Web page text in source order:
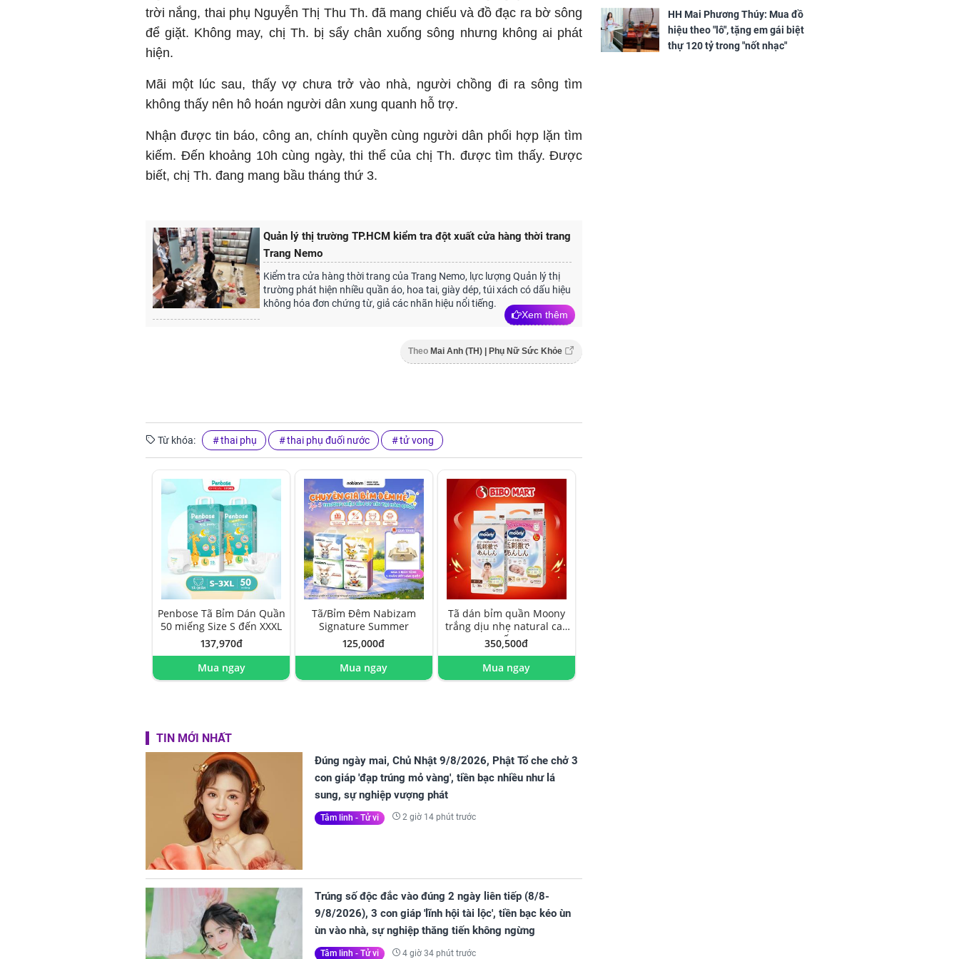
trời nắng, thai phụ Nguyễn Thị Thu Th. đã mang chiếu và đồ đạc ra bờ sông
để giặt. Không may, chị Th. bị sẩy chân xuống sông nhưng không ai phát
hiện.
Mãi một lúc sau, thấy vợ chưa trở vào nhà, người chồng đi ra sông tìm
không thấy nên hô hoán người dân xung quanh hỗ trợ.
Nhận được tin báo, công an, chính quyền cùng người dân phối hợp lặn tìm
kiếm. Đến khoảng 10h cùng ngày, thi thể của chị Th. được tìm thấy. Được
biết, chị Th. đang mang bầu tháng thứ 3.
Quản lý thị trường TP.HCM kiểm tra đột xuất cửa hàng thời trang
Trang Nemo
Kiểm tra cửa hàng thời trang của Trang Nemo, lực lượng Quản lý thị
trường phát hiện nhiều quần áo, hoa tai, giày dép, túi xách có dấu hiệu
không hóa đơn chứng từ, giả các nhãn hiệu nổi tiếng.
Xem thêm
Theo Mai Anh (TH) | Phụ Nữ Sức Khỏe
Từ khóa: thai phụ thai phụ đuối nước tử vong
Penbose Tã Bỉm Dán Quần
50 miếng Size S đến XXXL
137,970đ
Mua ngay
Tã/Bỉm Đêm Nabizam
Signature Summer
125,000đ
Mua ngay
Tã dán bỉm quần Moony
trắng dịu nhẹ natural cao
cấp
350,500đ
Mua ngay
TIN MỚI NHẤT
Đúng ngày mai, Chủ Nhật 9/8/2026, Phật Tổ che chở 3
con giáp 'đạp trúng mỏ vàng', tiền bạc nhiều như lá
sung, sự nghiệp vượng phát
Tâm linh - Tử vi 2 giờ 14 phút trước
Trúng số độc đắc vào đúng 2 ngày liên tiếp (8/8-
9/8/2026), 3 con giáp 'lĩnh hội tài lộc', tiền bạc kéo ùn
ùn vào nhà, sự nghiệp thăng tiến không ngừng
Tâm linh - Tử vi 4 giờ 34 phút trước
đổi mệnh Phượng
Hoàng, ôm trọn cơ
ngơi đồ sộ
tình tiền đỏ như son, vận may
hanh thông
HH Mai Phương Thúy: Mua đồ
hiệu theo "lô", tặng em gái biệt
thự 120 tỷ trong "nốt nhạc"